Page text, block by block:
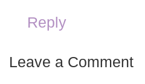
Reply
Leave a Comment